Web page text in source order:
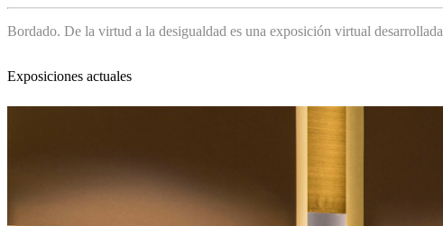
Bordado. De la virtud a la desigualdad es una exposición virtual
Exposiciones actuales